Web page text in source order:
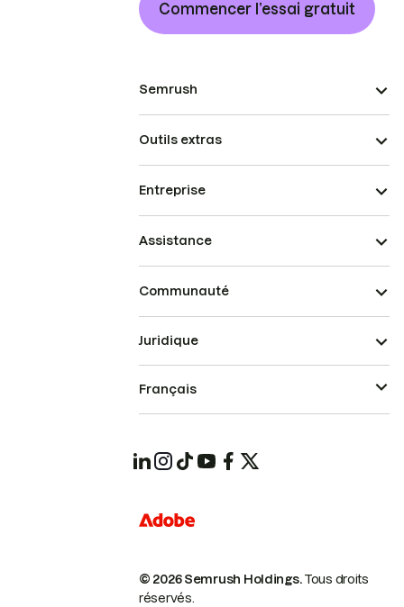
Commencer l’essai gratuit
Semrush
Outils extras
Entreprise
Assistance
Communauté
© 2026 Semrush Holdings.Tous droits
réservés.
Juridique
Français